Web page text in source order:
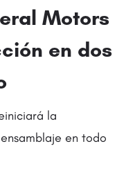
Motors
en dos
la
en todo